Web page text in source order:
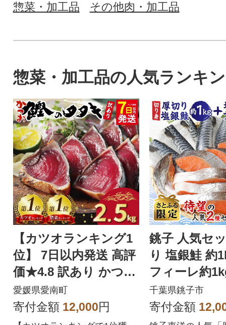
惣菜・加工品 その他肉・加工品
惣菜・加工品の人気ランキ
【カツオランキング1
位】 7日以内発送 高評
価★4.8 訳あり かつお
のたたき 2.5kg
愛媛県愛南町
寄付金額 12,000円
銚子 人気セ
り 塩銀鮭 約
フィーレ約
2.0kg【さと
定】
千葉県銚子市
寄付金額